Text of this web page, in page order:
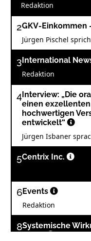
Redaktion
2GKV-Einkommen
Jürgen Pischel
3 International
Redaktion
4 Interview: „Die
einen
hochwertigen
entwickelt“
Jürgen Isbaner
5Centrix Inc.
6Events
Redaktion
8Systemische